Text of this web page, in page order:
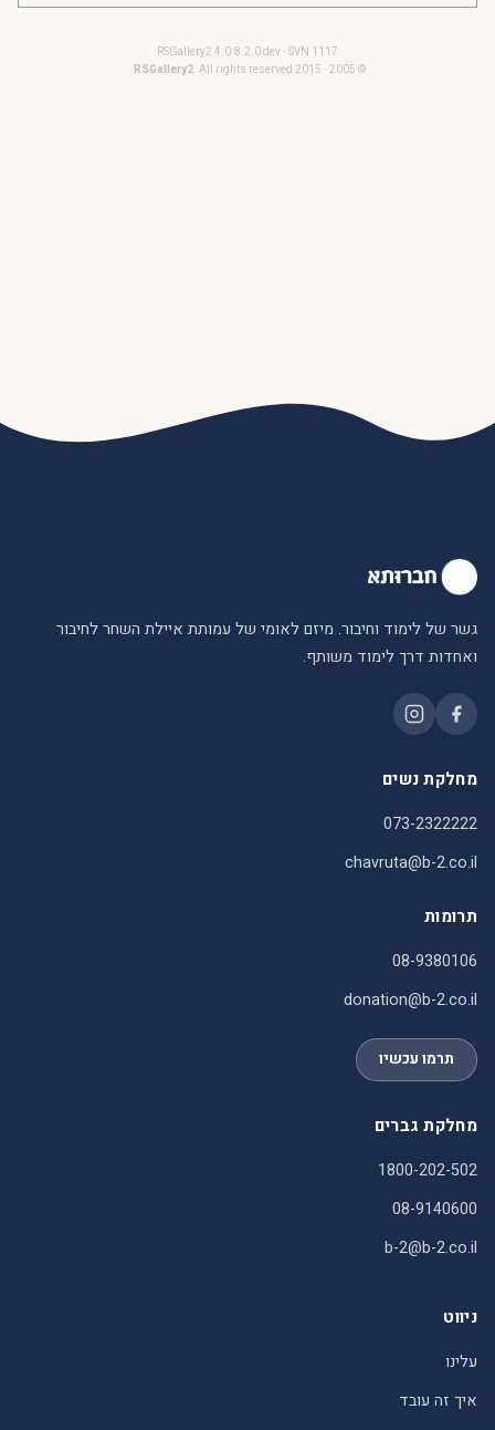
RSGallery2 4.0.8.2.0 dev - SVN 1117
© 2005 - 2015
RSGallery2. All rights reserved.
גשר של לימוד וחיבור. מיזם לאומי של עמותת איילת השחר לחיבור
ואחדות דרך לימוד משותף.
מחלקת נשים
073-2322222
chavruta@b-2.co.il
תרומות
08-9380106
donation@b-2.co.il
תרמו עכשיו
מחלקת גברים
1800-202-502
08-9140600
b-2@b-2.co.il
ניווט
עלינו
איך זה עובד